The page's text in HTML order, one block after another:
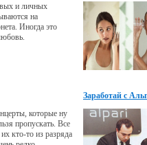
и личных
на
Иногда это
которые ну
пропускать. Все
кто-то из разряда
Заработай с